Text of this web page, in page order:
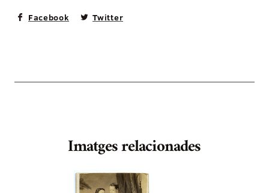
Facebook Twitter
Imatges relacionades